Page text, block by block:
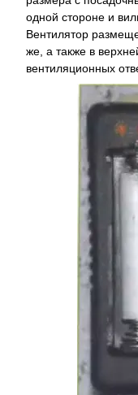
одной стороне и
Вентилятор
же, а также в
вентиляционных